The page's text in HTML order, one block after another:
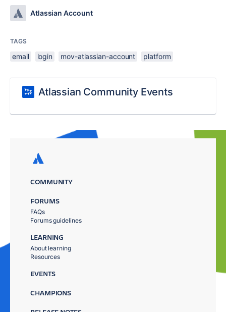
Atlassian Account
TAGS
email login mov-atlassian-account platform
Atlassian Community Events
COMMUNITY
FORUMS
FAQs
Forums guidelines
LEARNING
About learning
Resources
EVENTS
CHAMPIONS